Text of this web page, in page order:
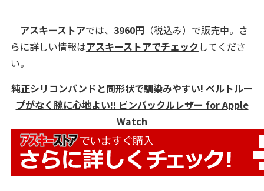
アスキーストアでは、 3960円 （税込み）で販売中。さ
らに詳しい情報はアスキーストアでチェックしてくださ
い。
純正シリコンバンドと同形状で馴染みやすい! ベルトルー
プがなく腕に心地よい!! ピンバックルレザー for Apple
Watch